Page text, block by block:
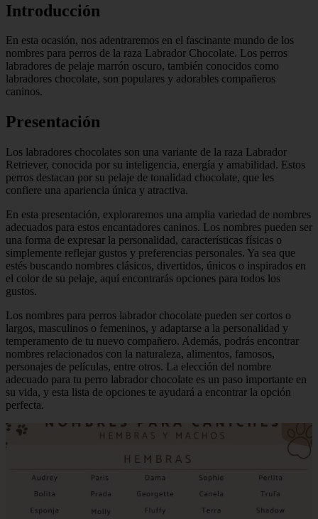
Introducción
En esta ocasión, nos adentraremos en el fascinante mundo de los
nombres para perros de la raza Labrador Chocolate. Los perros
labradores de pelaje marrón oscuro, también conocidos como
labradores chocolate, son populares y adorables compañeros
caninos.
Presentación
Los labradores chocolates son una variante de la raza Labrador
Retriever, conocida por su inteligencia, energía y amabilidad. Estos
perros destacan por su pelaje de tonalidad chocolate, que les
confiere una apariencia única y atractiva.
En esta presentación, exploraremos una amplia variedad de nombres
adecuados para estos encantadores caninos. Los nombres pueden ser
una forma de expresar la personalidad, características físicas o
simplemente reflejar gustos y preferencias personales. Ya sea que
estés buscando nombres clásicos, divertidos, únicos o inspirados en
el color de su pelaje, aquí encontrarás opciones para todos los
gustos.
Los nombres para perros labrador chocolate pueden ser cortos o
largos, masculinos o femeninos, y adaptarse a la personalidad y
temperamento de tu nuevo compañero. Además, podrás encontrar
nombres relacionados con la naturaleza, alimentos, famosos,
personajes de películas, entre otros. La elección del nombre
adecuado para tu perro labrador chocolate es un paso importante en
su vida, y esta lista de opciones te ayudará a encontrar la opción
perfecta.